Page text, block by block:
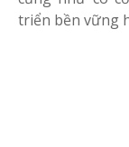
triển bền vững